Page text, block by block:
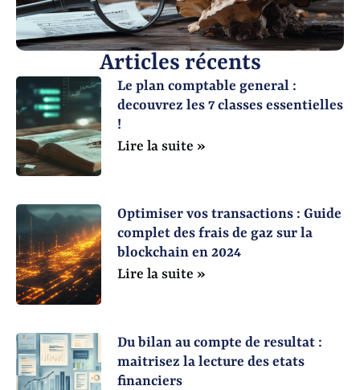
Articles récents
Le plan comptable general :
decouvrez les 7 classes essentielles
!
Lire la suite »
Optimiser vos transactions : Guide
complet des frais de gaz sur la
blockchain en 2024
Lire la suite »
Du bilan au compte de resultat :
maitrisez la lecture des etats
financiers